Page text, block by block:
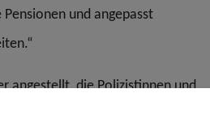
und angepasst
angestellt, die Polizistinnen und
in die Altersversorgung